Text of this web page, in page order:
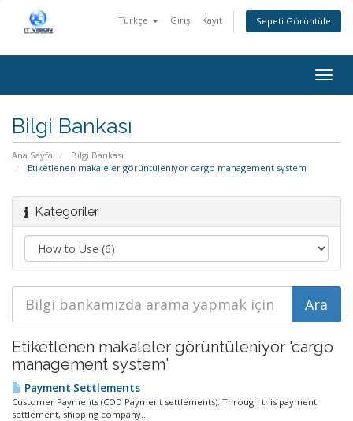
Türkçe Giriş Kayıt Sepeti Görüntüle
Bilgi Bankası
Ana Sayfa
Bilgi Bankası
Etiketlenen makaleler görüntüleniyor cargo management system
Kategoriler
Etiketlenen makaleler görüntüleniyor 'cargo
management system'
Payment Settlements
Customer Payments (COD Payment settlements): Through this payment
settlement, shipping company...